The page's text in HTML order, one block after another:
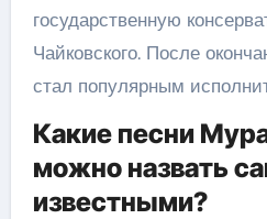
государственную
Чайковского. После
стал популярным
Какие песни
можно назвать
известными?